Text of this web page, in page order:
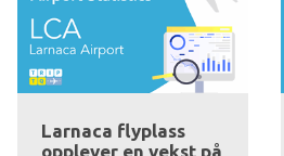
Larnaca flyplass
opplever en vekst på